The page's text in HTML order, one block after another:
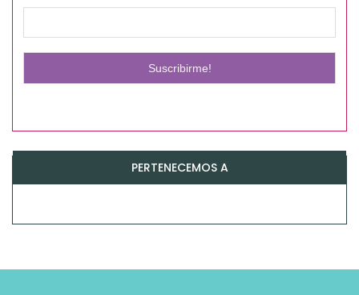
PERTENECEMOS A